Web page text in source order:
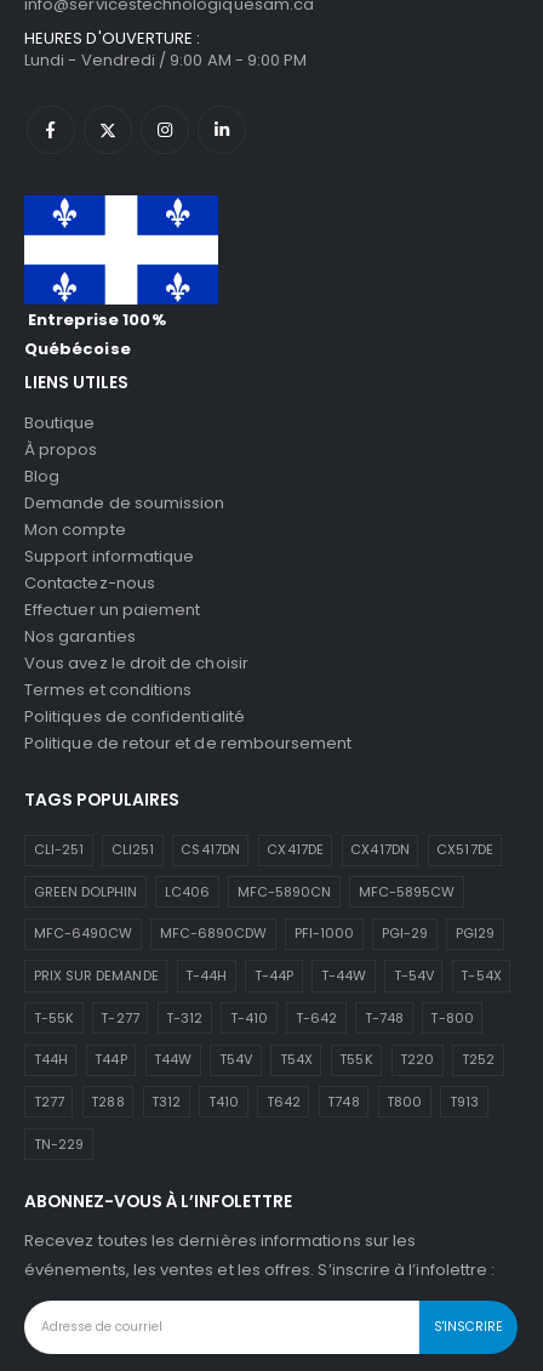
HEURES D'OUVERTURE :
Lundi - Vendredi / 9:00 AM - 9:00 PM
Entreprise 100%
Québécoise
LIENS UTILES
Boutique
À propos
Blog
Demande de soumission
Mon compte
Support informatique
Contactez-nous
Effectuer un paiement
Nos garanties
Vous avez le droit de choisir
Termes et conditions
Politiques de confidentialité
Politique de retour et de remboursement
TAGS POPULAIRES
CLI-251 CLI251 CS417DN CX417DE CX417DN CX517DE
GREEN DOLPHIN LC406 MFC-5890CN MFC-5895CW
MFC-6490CW MFC-6890CDW PFI-1000 PGI-29 PGI29
PRIX SUR DEMANDE T-44H T-44P T-44W T-54V T-54X
T-55K T-277 T-312 T-410 T-642 T-748 T-800
T44H T44P T44W T54V T54X T55K T220 T252
T277 T288 T312 T410 T642 T748 T800 T913
TN-229
ABONNEZ-VOUS À L’INFOLETTRE
Recevez toutes les dernières informations sur les
événements, les ventes et les offres. S’inscrire à l’infolettre :